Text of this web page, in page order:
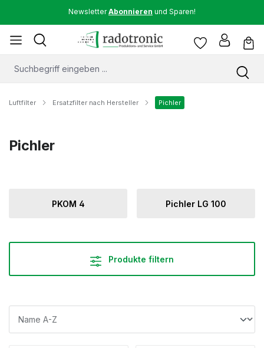
NewsletterAbonnieren und Sparen!
Luftfilter Ersatzfilter nach Hersteller Pichler
Pichler
PKOM 4 Pichler LG 100
Produkte filtern